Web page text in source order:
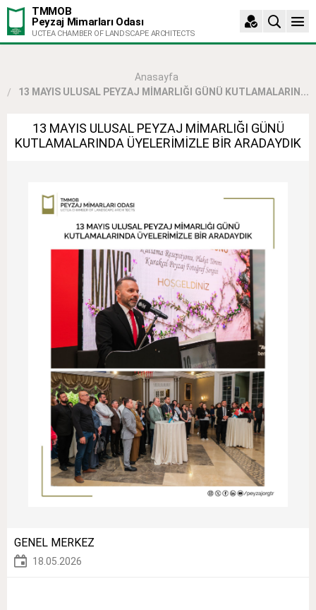
TMMOB
Peyzaj Mimarları Odası
UCTEA CHAMBER OF LANDSCAPE ARCHITECTS
Anasayfa
13 MAYIS ULUSAL PEYZAJ MİMARLIĞI GÜNÜ KUTLAMALARIN...
13 MAYIS ULUSAL PEYZAJ MİMARLIĞI GÜNÜ
KUTLAMALARINDA ÜYELERİMİZLE BİR ARADAYDIK
GENEL MERKEZ
18.05.2026